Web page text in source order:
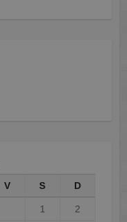
V S D
1 2